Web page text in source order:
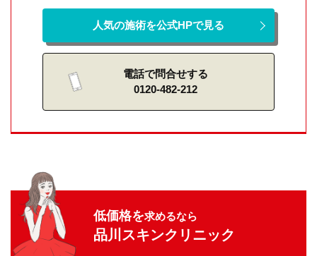
人気の施術を公式HPで見る
電話で問合せする
0120-482-212
低価格を求めるなら
品川スキンクリニック